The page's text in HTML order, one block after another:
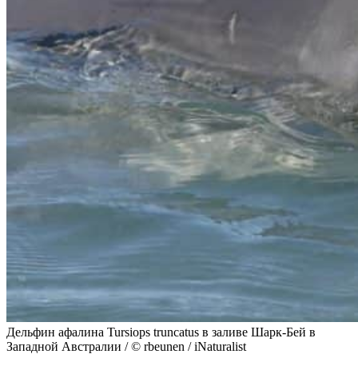
Дельфин афалина Tursiops truncatus в заливе Шарк-Бей в
Западной Австралии / © rbeunen / iNaturalist